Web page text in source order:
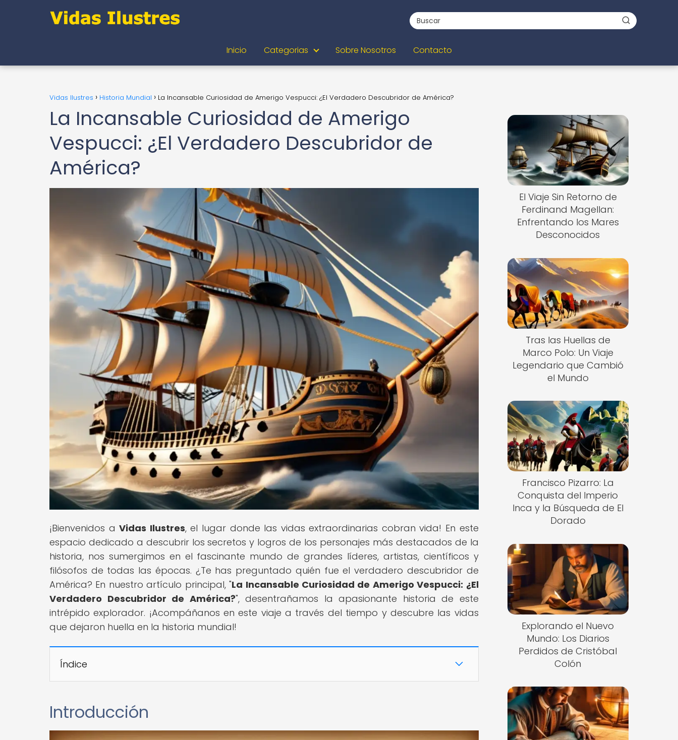
Inicio Categorias Sobre Nosotros Contacto
Vidas Ilustres Historia Mundial La Incansable Curiosidad de Amerigo Vespucci: ¿El Verdadero Descubridor de América?
La Incansable Curiosidad de Amerigo
Vespucci: ¿El Verdadero Descubridor de
América?
¡Bienvenidos aVidas Ilustres, el lugar donde las vidas extraordinarias cobran vida! En este
espacio dedicado a descubrir los secretos y logros de los personajes más destacados de la
historia, nos sumergimos en el fascinante mundo de grandes líderes, artistas, científicos y
filósofos de todas las épocas. ¿Te has preguntado quién fue el verdadero descubridor de
América? En nuestro artículo principal, "La Incansable Curiosidad de Amerigo Vespucci: ¿El
Verdadero Descubridor de América?", desentrañamos la apasionante historia de este
intrépido explorador. ¡Acompáñanos en este viaje a través del tiempo y descubre las vidas
que dejaron huella en la historia mundial!
Índice
Introducción
El Viaje Sin Retorno de
Ferdinand Magellan:
Enfrentando los Mares
Desconocidos
Tras las Huellas de
Marco Polo: Un Viaje
Legendario que Cambió
el Mundo
Francisco Pizarro: La
Conquista del Imperio
Inca y la Búsqueda de El
Dorado
Explorando el Nuevo
Mundo: Los Diarios
Perdidos de Cristóbal
Colón